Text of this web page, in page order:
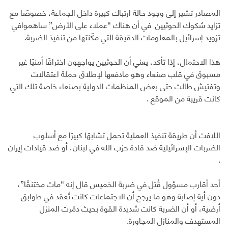
المصادر تشير إلى وجود حالة ارتباك كبيرة داخل الجماعة، خصوصًا مع
تزايد شكوك الحوثيين في أن هناك “عملاء على الأرض” ساهموافي
تزويد إسرائيل بالمعلومات الدقيقة التي مكّنتها من تنفيذ الضربة.
هذا الاحتمال، إذا تأكد، يعني أن الحوثيين يواجهون اختراقًا أمنيًا غير
مسبوق في قلب صنعاء وهو مادفعها لإطلاق حملة اعتقالات
وتفتيش طالت حتى بعض المنظمات الدولية بصنعاء خاصة تلك التي
كانت قريبة من الموقع .
اللافت أن طريقة تنفيذ العملية تحمل تشابهًا كبيرًا مع أسلوب
الضربات الإسرائيلية ضد قادة حزب الله في لبنان، أو ضد قيادات إيران
.
أحد أقارب مسؤول قُتل في ضربة الخميس قال إنه “مات مختنقًا”،
دون أية إصابة وهو ما يرجح أن الاجتماعات كانت تُعقد في طوابق
أرضية، أو أن الضربة كانت شديدة القوة بحيث دمّرت المنزل
المستهدف والمنازل المجاورة.